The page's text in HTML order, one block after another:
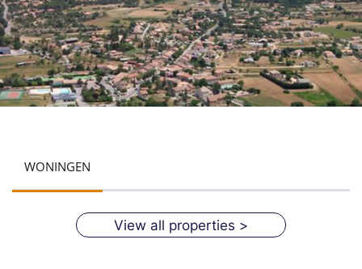
WONINGEN
View all properties >